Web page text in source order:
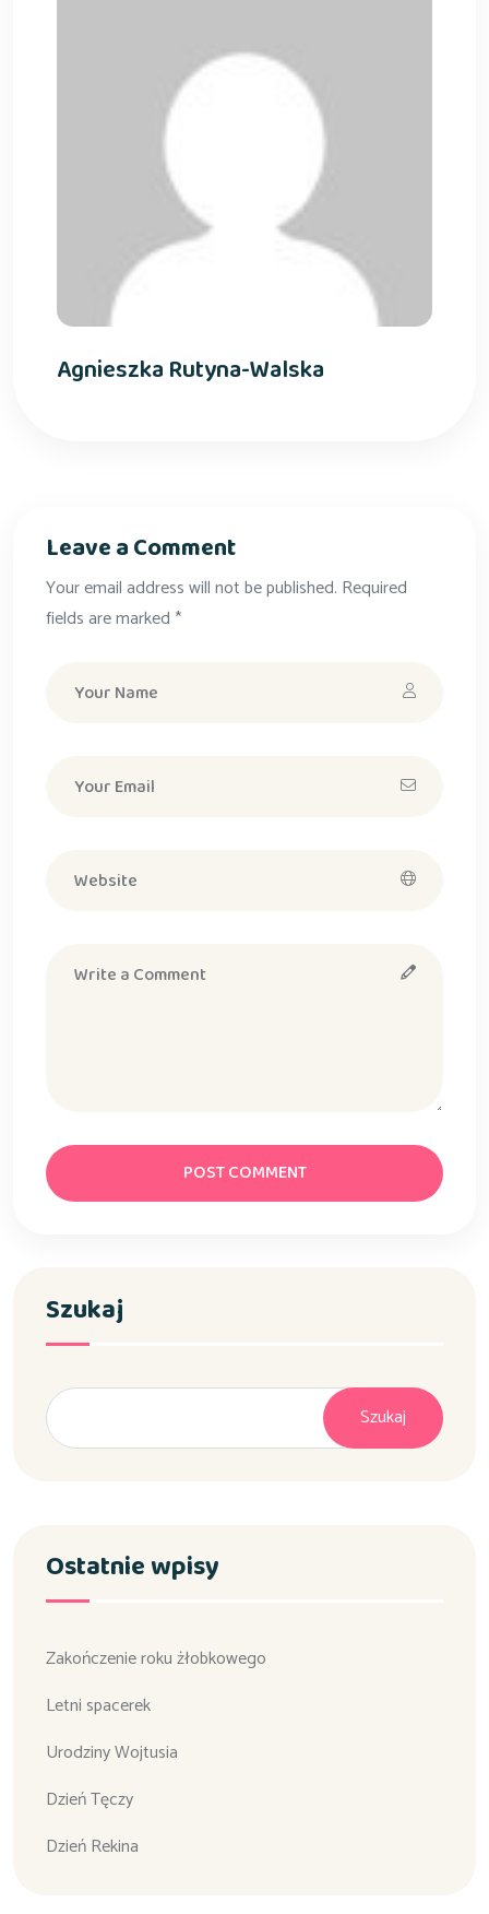
Agnieszka Rutyna-Walska
Leave a Comment
Your email address will not be published. Required
fields are marked *
POST COMMENT
Szukaj
Szukaj
Ostatnie wpisy
Zakończenie roku żłobkowego
Letni spacerek
Urodziny Wojtusia
Dzień Tęczy
Dzień Rekina